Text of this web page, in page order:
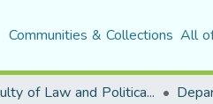
Communities & Collections All
Faculty of Law and Political Science